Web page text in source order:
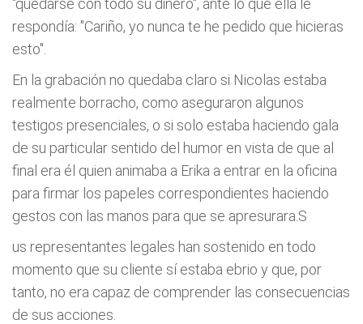
"quedarse con todo su dinero", ante lo que ella le
respondía: "Cariño, yo nunca te he pedido que hicieras
esto".
En la grabación no quedaba claro si Nicolas estaba
realmente borracho, como aseguraron algunos
testigos presenciales, o si solo estaba haciendo gala
de su particular sentido del humor en vista de que al
final era él quien animaba a Erika a entrar en la oficina
para firmar los papeles correspondientes haciendo
gestos con las manos para que se apresurara.S
us representantes legales han sostenido en todo
momento que su cliente sí estaba ebrio y que, por
tanto, no era capaz de comprender las consecuencias
de sus acciones.